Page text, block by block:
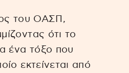
Κάτω
βέλος
για
του ΟΑΣΠ,
ότι το
ένα τόξο που
εκτείνεται από